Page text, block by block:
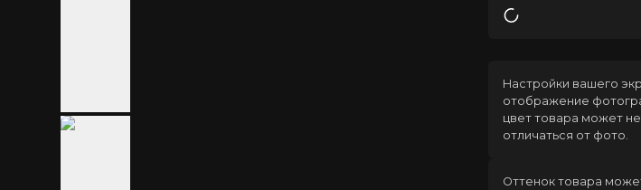
Загрузка
Настройки вашего
отображение
цвет товара может
отличаться от фото.
Оттенок товара